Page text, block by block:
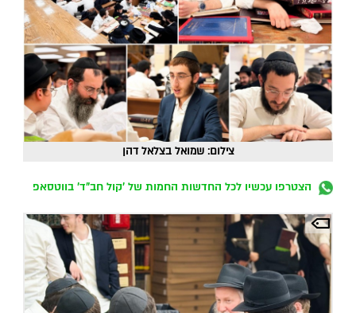
צילום: שמואל בצלאל דהן
הצטרפו עכשיו לכל החדשות החמות של 'קול חב"ד' בווטסאפ